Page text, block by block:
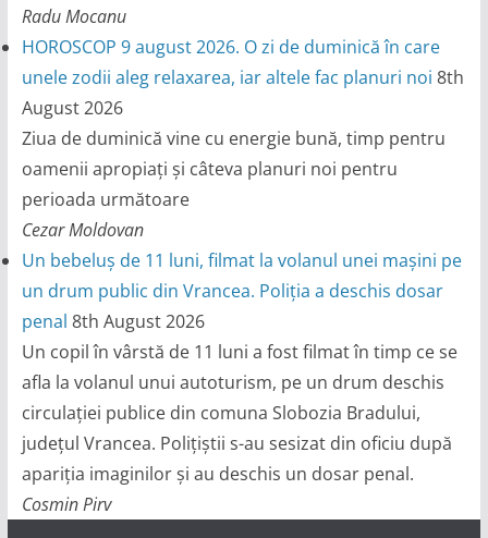
Radu Mocanu
HOROSCOP 9 august 2026. O zi de duminică în care
unele zodii aleg relaxarea, iar altele fac planuri noi 8th
August 2026
Ziua de duminică vine cu energie bună, timp pentru
oamenii apropiați și câteva planuri noi pentru
perioada următoare
Cezar Moldovan
Un bebeluș de 11 luni, filmat la volanul unei mașini pe
un drum public din Vrancea. Poliția a deschis dosar
penal 8th August 2026
Un copil în vârstă de 11 luni a fost filmat în timp ce se
afla la volanul unui autoturism, pe un drum deschis
circulației publice din comuna Slobozia Bradului,
județul Vrancea. Polițiștii s-au sesizat din oficiu după
apariția imaginilor și au deschis un dosar penal.
Cosmin Pirv